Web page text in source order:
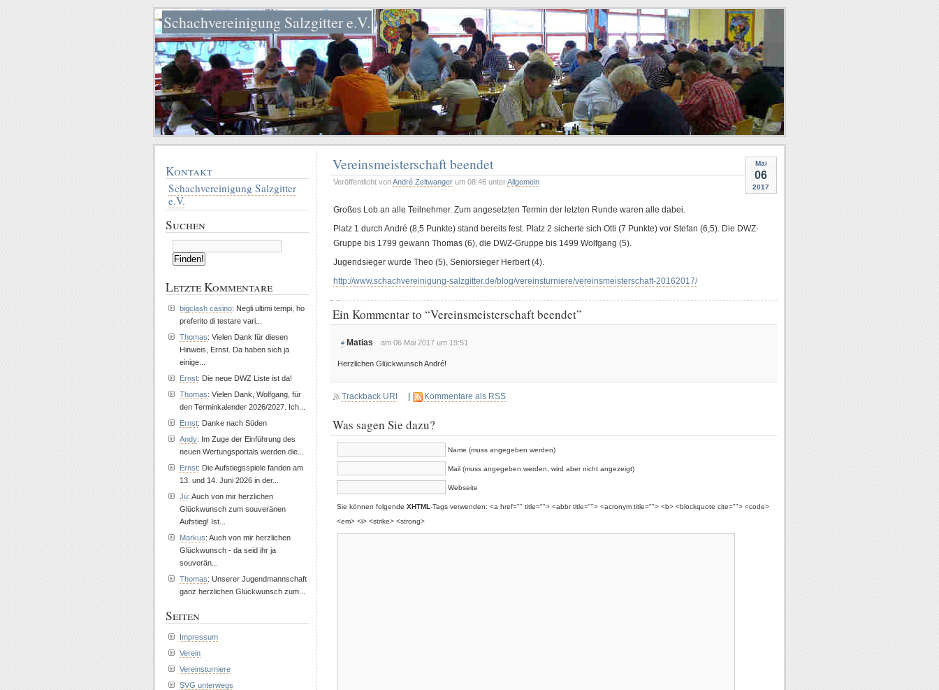
Schachvereinigung Salzgitter e.V.
Mai
06
2017
Vereinsmeisterschaft beendet
Veröffentlicht vonAndré Zeltwanger um 08:46 unterAllgemein
Großes Lob an alle Teilnehmer. Zum angesetzten Termin der letzten Runde waren alle dabei.
Platz 1 durch André (8,5 Punkte) stand bereits fest. Platz 2 sicherte sich Otti (7 Punkte) vor Stefan (6,5). Die DWZ-
Gruppe bis 1799 gewann Thomas (6), die DWZ-Gruppe bis 1499 Wolfgang (5).
Jugendsieger wurde Theo (5), Seniorsieger Herbert (4).
http://www.schachvereinigung-salzgitter.de/blog/vereinsturniere/vereinsmeisterschaft-20162017/
Ein Kommentar to “Vereinsmeisterschaft beendet”
# Matias am 06 Mai 2017 um 19:51
Herzlichen Glückwunsch André!
Trackback URI Kommentare als RSS
Was sagen Sie dazu?
Name (muss angegeben werden)
Mail (muss angegeben werden, wird aber nicht angezeigt)
Webseite
Sie können folgende XHTML-Tags verwenden: <a href="" title=""> <abbr title=""> <acronym title=""> <b> <blockquote cite=""> <code>
<em> <i> <strike> <strong>
Kontakt
Schachvereinigung Salzgitter
e.V.
Suchen
Letzte Kommentare
bigclash casino: Negli ultimi tempi, ho
preferito di testare vari...
Thomas: Vielen Dank für diesen
Hinweis, Ernst. Da haben sich ja
einige...
Ernst: Die neue DWZ Liste ist da!
Thomas: Vielen Dank, Wolfgang, für
den Terminkalender 2026/2027. Ich...
Ernst: Danke nach Süden
Andy: Im Zuge der Einführung des
neuen Wertungsportals werden die...
Ernst: Die Aufstiegsspiele fanden am
13. und 14. Juni 2026 in der...
Jü: Auch von mir herzlichen
Glückwunsch zum souveränen
Aufstieg! Ist...
Markus: Auch von mir herzlichen
Glückwunsch - da seid ihr ja
souverän...
Thomas: Unserer Jugendmannschaft
ganz herzlichen Glückwunsch zum...
Seiten
Impressum
Verein
Vereinsturniere
SVG unterwegs